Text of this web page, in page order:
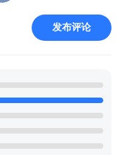
发布评论